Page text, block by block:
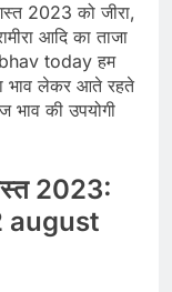
2023 को जीरा,
आदि का ताजा
bhav today हम
भाव लेकर आते रहते
भाव की उपयोगी
2023:
august